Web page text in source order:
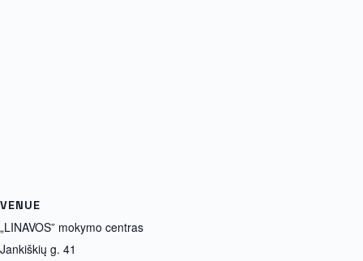
VENUE
„LINAVOS” mokymo centras
Jankiškių g. 41